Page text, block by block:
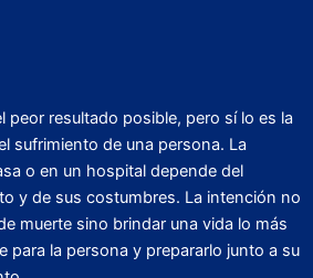
peor resultado posible, pero sí lo es la
sufrimiento de una persona. La
o en un hospital depende del
y de sus costumbres. La intención no
muerte sino brindar una vida lo más
para la persona y prepararlo junto a su